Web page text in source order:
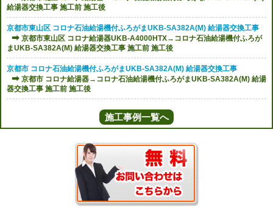
給湯器交換工事 施工前 施工後
京都市東山区 コロナ石油給湯機付ふろがまUKB-SA382A(M) 給湯器交換工事
京都市東山区 コロナ給湯器UKB-A4000HTX→コロナ石油給湯機付ふろが
まUKB-SA382A(M) 給湯器交換工事 施工前 施工後
京都市 コロナ石油給湯機付ふろがまUKB-SA382A(M) 給湯器交換工事
京都市 コロナ給湯器→コロナ石油給湯機付ふろがまUKB-SA382A(M) 給湯
器交換工事 施工前 施工後
施工事例一覧へ